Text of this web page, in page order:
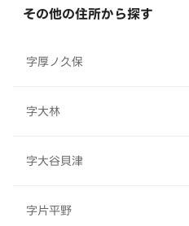
その他の住所から探す
字厚ノ久保
字大林
字大谷貝津
字片平野